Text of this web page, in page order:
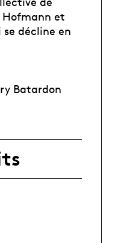
Hofmann et
se décline en
Batardon